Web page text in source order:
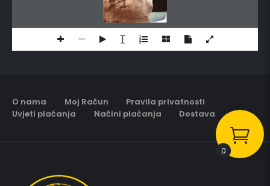
O nama Moj Račun
Pravila privatnosti
Uvjeti plaćanja
Načini plaćanja Dostava
0